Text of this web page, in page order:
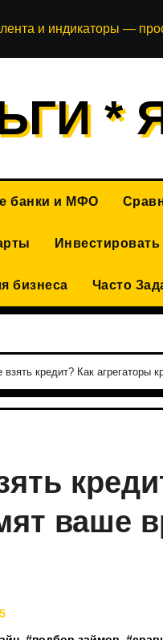
и индикаторы —
*
банки и МФО
Инвестировать
бизнеса Часто
взять кредит? Как
ваше